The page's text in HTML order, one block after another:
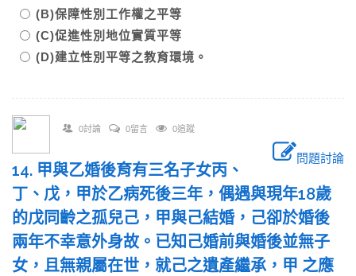
(B)保障性別工作權之平等
(C)促進性別地位實質平等
(D)建立性別平等之教育環境。
0討論 0留言 0追蹤
問題討論
14. 甲與乙婚後育有三名子女丙、
丁、戊，甲於乙病死後三年，偶遇與現年18歲
的戊同齡之孤兒己，甲與己結婚，己卻於婚後
兩年不幸意外身故。已知己婚前與婚後並無子
女，且無親屬在世，就己之遺產繼承，甲 之應